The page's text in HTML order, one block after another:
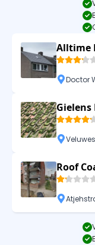
Alltime
Doctor
Roof